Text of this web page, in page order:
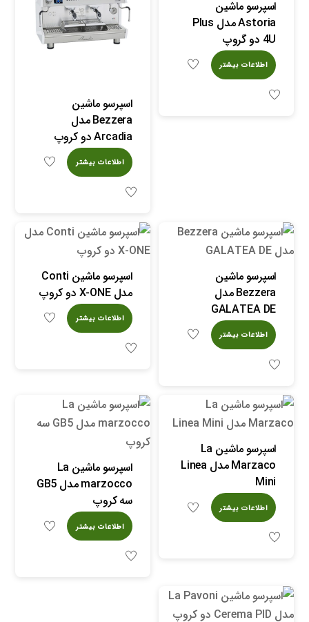
اسپرسو ماشین
Astoria مدل Plus
4U دو گروپ
اطلاعات بیشتر
اسپرسو ماشین
Bezzera مدل
Arcadia دو کروپ
اطلاعات بیشتر
اسپرسو ماشین
Bezzera مدل
GALATEA DE
اطلاعات بیشتر
اسپرسو ماشین Conti
مدل X-ONE دو کروپ
اطلاعات بیشتر
اسپرسو ماشین La
Marzaco مدل Linea
Mini
اطلاعات بیشتر
اسپرسو ماشین La
marzocco مدل GB5
سه کروپ
اطلاعات بیشتر